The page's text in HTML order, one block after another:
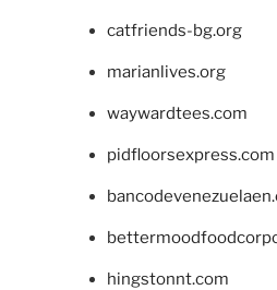
catfriends-bg.org
marianlives.org
waywardtees.com
pidfloorsexpress.com
hingstonnt.com